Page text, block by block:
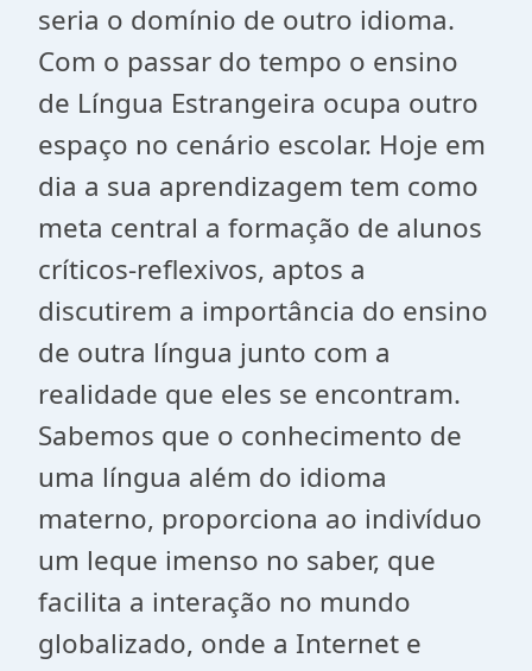
seria o domínio de outro idioma.
Com o passar do tempo o ensino
de Língua Estrangeira ocupa outro
espaço no cenário escolar. Hoje em
dia a sua aprendizagem tem como
meta central a formação de alunos
críticos-reflexivos, aptos a
discutirem a importância do ensino
de outra língua junto com a
realidade que eles se encontram.
Sabemos que o conhecimento de
uma língua além do idioma
materno, proporciona ao indivíduo
um leque imenso no saber, que
facilita a interação no mundo
globalizado, onde a Internet e